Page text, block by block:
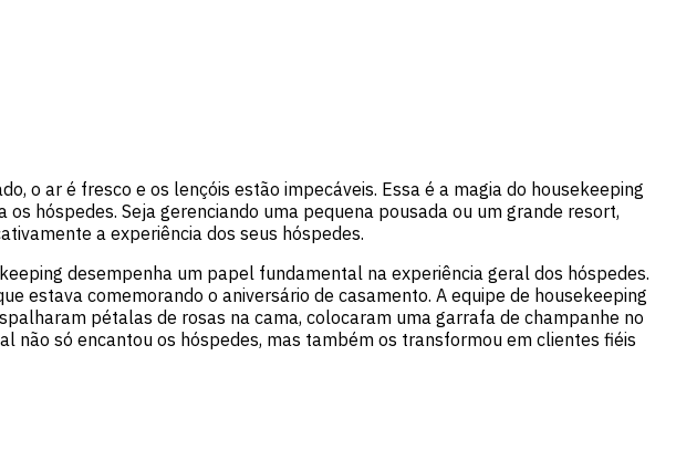
o ar é fresco e os lençóis estão impecáveis. Essa é a magia do housekeeping
hóspedes. Seja gerenciando uma pequena pousada ou um grande resort,
a experiência dos seus hóspedes.
desempenha um papel fundamental na experiência geral dos hóspedes.
estava comemorando o aniversário de casamento. A equipe de housekeeping
pétalas de rosas na cama, colocaram uma garrafa de champanhe no
não só encantou os hóspedes, mas também os transformou em clientes fiéis